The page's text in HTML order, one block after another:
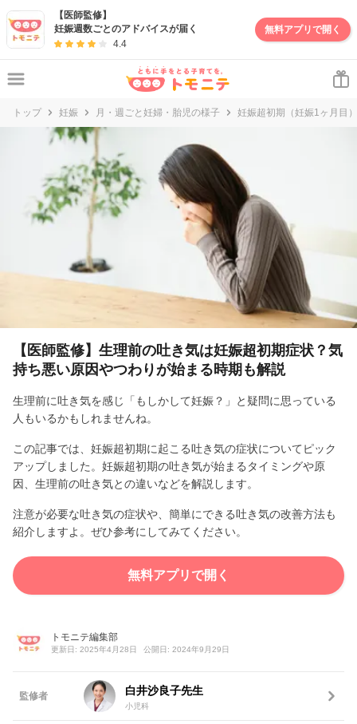
【医師監修】
妊娠週数ごとのアドバイスが届く
4.4
無料アプリで開く
トップ 妊娠 月・週ごと妊婦・胎児の様子 妊娠超初期（妊娠1ヶ月目）
【医師監修】生理前の吐き気は妊娠超初期症状？気
持ち悪い原因やつわりが始まる時期も解説
生理前に吐き気を感じ「もしかして妊娠？」と疑問に思っている
人もいるかもしれませんね。
この記事では、妊娠超初期に起こる吐き気の症状についてピック
アップしました。妊娠超初期の吐き気が始まるタイミングや原
因、生理前の吐き気との違いなどを解説します。
注意が必要な吐き気の症状や、簡単にできる吐き気の改善方法も
紹介しますよ。ぜひ参考にしてみてください。
無料アプリで開く
トモニテ編集部
更新日: 2025年4月28日 公開日: 2024年9月29日
監修者 白井沙良子先生
小児科